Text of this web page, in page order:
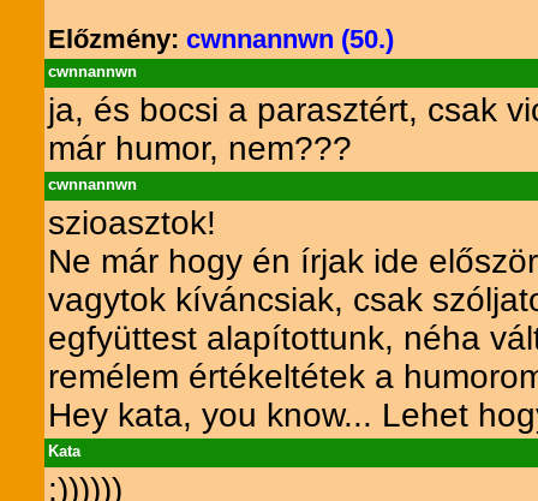
Előzmény: cwnnannwn (50.)
cwnnannwn
ja, és bocsi a parasztért, csak
már humor, nem???
cwnnannwn
szioasztok!
Ne már hogy én írjak ide
vagytok kíváncsiak, csak
egfyüttest alapítottunk, néha
remélem értékeltétek a
Hey kata, you know... Lehet
Kata
:))))))